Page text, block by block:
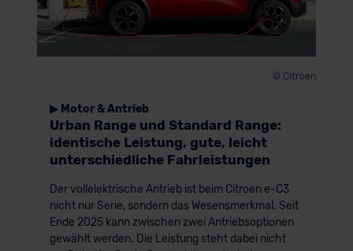
© Citroen
▶ Motor & Antrieb
Urban Range und Standard Range:
identische Leistung, gute, leicht
unterschiedliche Fahrleistungen
Der vollelektrische Antrieb ist beim Citroen e-C3
nicht nur Serie, sondern das Wesensmerkmal. Seit
Ende 2025 kann zwischen zwei Antriebsoptionen
gewählt werden. Die Leistung steht dabei nicht